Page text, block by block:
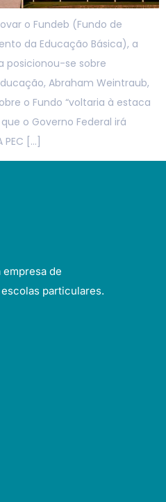
o Fundeb (Fundo de
da Educação Básica), a
posicionou-se sobre
Abraham Weintraub,
o Fundo “voltaria à estaca
o Governo Federal irá
[…]
de
particulares.